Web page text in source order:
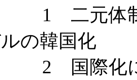
体制の大
の韓国化
化に対応